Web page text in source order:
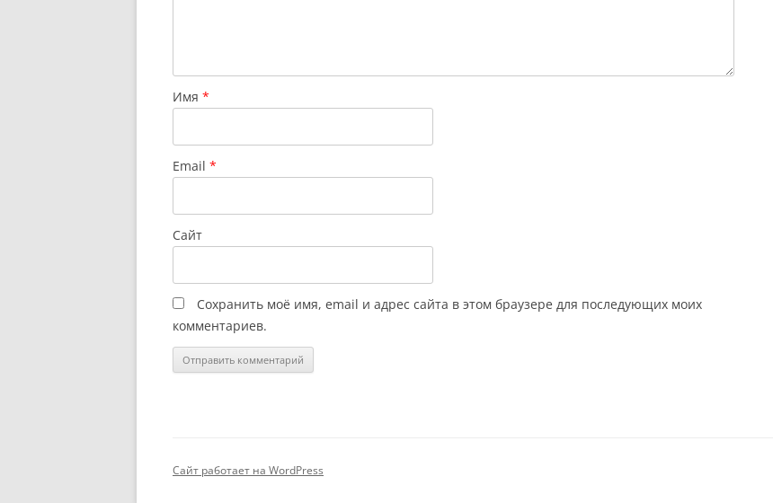
Имя *
Email *
Сайт
Сохранить моё имя, email и адрес сайта в этом браузере для последующих моих
комментариев.
Сайт работает на WordPress